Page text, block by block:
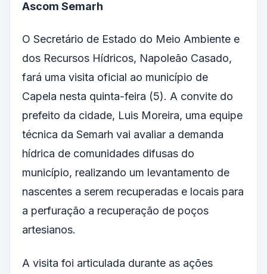
Ascom Semarh
O Secretário de Estado do Meio Ambiente e
dos Recursos Hídricos, Napoleão Casado,
fará uma visita oficial ao município de
Capela nesta quinta-feira (5). A convite do
prefeito da cidade, Luis Moreira, uma equipe
técnica da Semarh vai avaliar a demanda
hídrica de comunidades difusas do
município, realizando um levantamento de
nascentes a serem recuperadas e locais para
a perfuração a recuperação de poços
artesianos.
A visita foi articulada durante as ações